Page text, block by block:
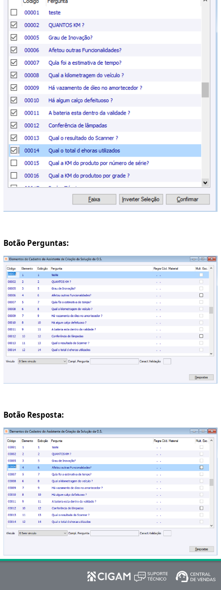
Botão Perguntas:
Botão Resposta: